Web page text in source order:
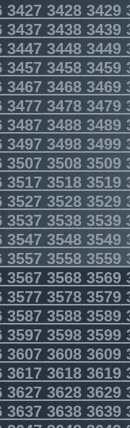
342734283429
343734383439
3447 34483449
3457 34583459
346734683469
3477 34783479
3487 34883489
3497 34983499
3507 35083509
3517 35183519
3527 35283529
3537 35383539
3547 35483549
3557 35583559
356735683569
357735783579
358735883589
359735983599
360736083609
361736183619
362736283629
363736383639